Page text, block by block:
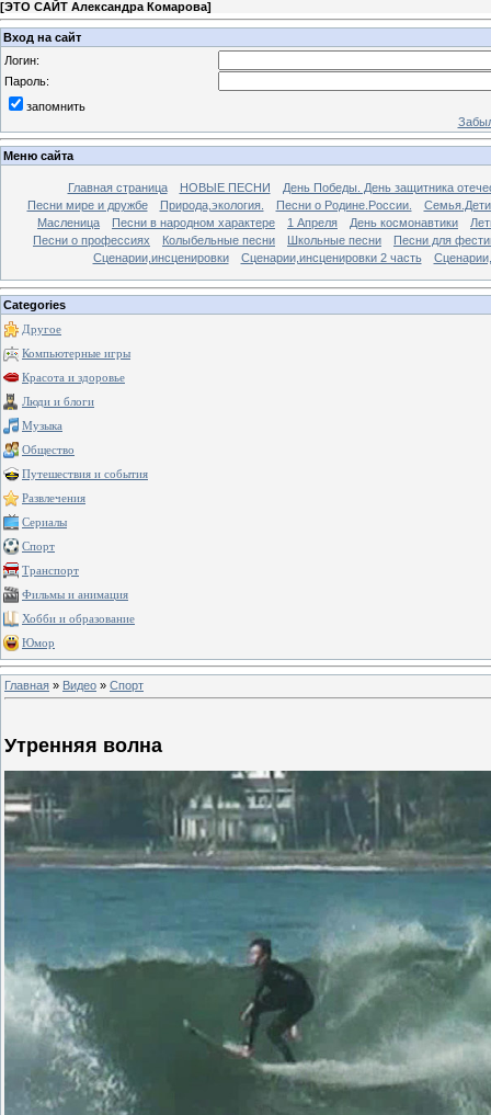
[ЭТО САЙТ Александра Комарова]
Вход на сайт
Логин:
Пароль:
запомнить
Меню сайта
Главная страница НОВЫЕ ПЕСНИ
День Победы. День защитника
Песни мире и дружбе
Природа,экология. Песни о Родине.России.
Масленица
Песни в народном характере 1 Апреля День космонавтики
Песни о профессиях
Колыбельные песни Школьные песни
Песни для
Сценарии,инсценировки
Сценарии,инсценировки 2 часть
Categories
Другое
Компьютерные игры
Красота и здоровье
Люди и блоги
Музыка
Общество
Путешествия и события
Развлечения
Сериалы
Спорт
Транспорт
Фильмы и анимация
Хобби и образование
Юмор
Главная » Видео » Спорт
Утренняя волна